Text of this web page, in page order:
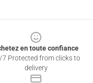
en toute confiance
7 Protected from clicks to
delivery